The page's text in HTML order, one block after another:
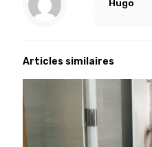
Hugo
Articles similaires